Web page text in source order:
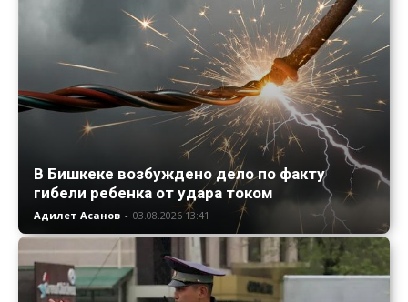
В Бишкеке возбуждено дело по факту
гибели ребенка от удара током
Адилет Асанов - 03.08.2026 13:41